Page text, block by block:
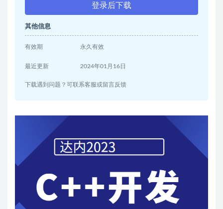
登录后下载
其他信息
有效期 永久有效
最近更新 2024年01月16日
下载遇到问题？可联系客服或留言反馈